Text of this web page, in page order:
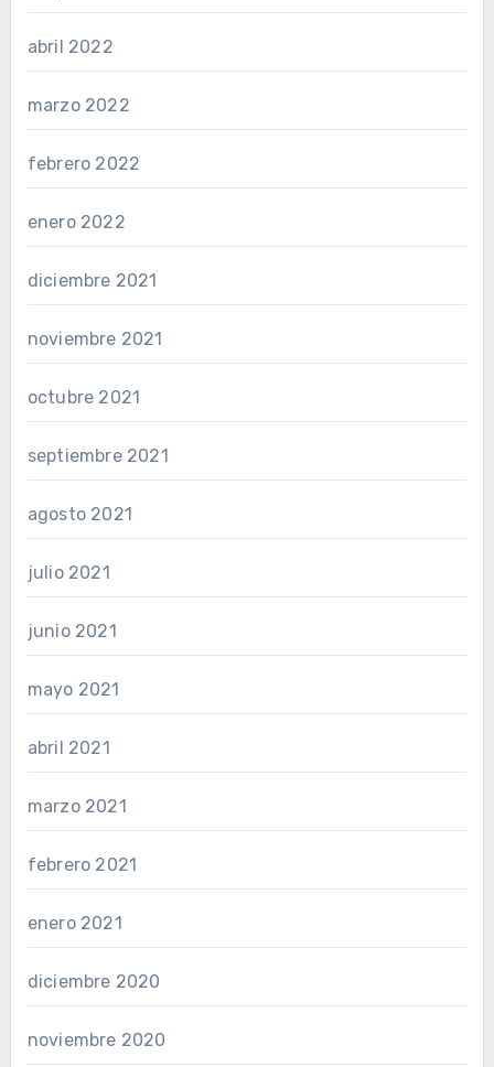
abril 2022
marzo 2022
febrero 2022
enero 2022
diciembre 2021
noviembre 2021
octubre 2021
septiembre 2021
agosto 2021
julio 2021
junio 2021
mayo 2021
abril 2021
marzo 2021
febrero 2021
enero 2021
diciembre 2020
noviembre 2020